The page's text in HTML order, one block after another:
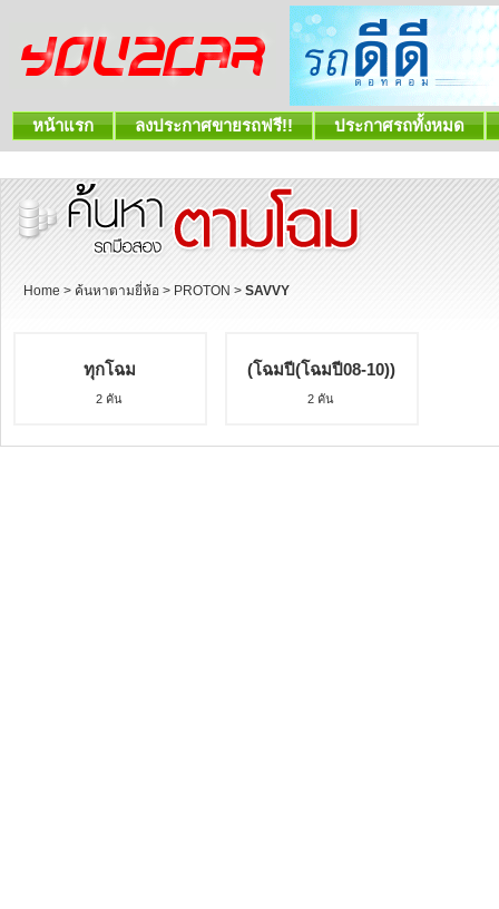
หน้าแรก ลงประกาศขายรถฟรี!! ประกาศรถทั้งหมด
Home > ค้นหาตามยี่ห้อ > PROTON > SAVVY
ทุกโฉม
2 คัน
(โฉมปี(โฉมปี08-10))
2 คัน